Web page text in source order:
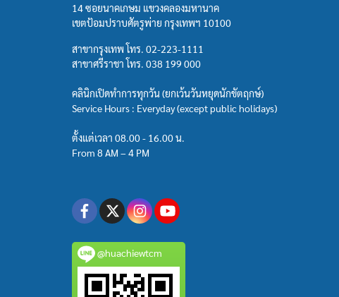
14 ซอยนาคเกษม แขวงคลองมหานาค
เขตป้อมปราบศัตรูพ่าย กรุงเทพฯ 10100
สาขากรุงเทพ โทร. 02-223-1111
สาขาศรีราชา โทร. 038 199 000
คลินิกเปิดทำการทุกวัน (ยกเว้นวันหยุดนักขัตฤกษ์)
Service Hours : Everyday (except public holidays)
ตั้งแต่เวลา 08.00 - 16.00 น.
From 8 AM – 4 PM
@huachiewtcm